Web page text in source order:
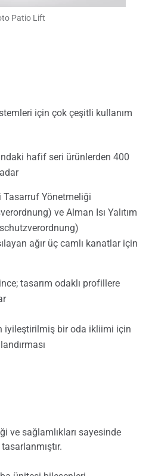
Patio Lift
için çok çeşitli kullanım
hafif seri ürünlerden 400
Tasarruf Yönetmeliği
ve Alman Isı Yalıtım
ağır üç camlı kanatlar için
tasarım odaklı profillere
iyileştirilmiş bir oda ikliimi için
ve sağlamlıkları sayesinde